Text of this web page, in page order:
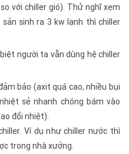
với chiller gió). Thử nghĩ xem
sinh ra 3 kw lạnh thì chiller
người ta vẫn dùng hệ chiller
bảo (axit quá cao, nhiều bụi
sẻ nhanh chóng bám vào
đổi nhiệt).
Ví dụ như chiller nước thì
trong nhà xưởng.